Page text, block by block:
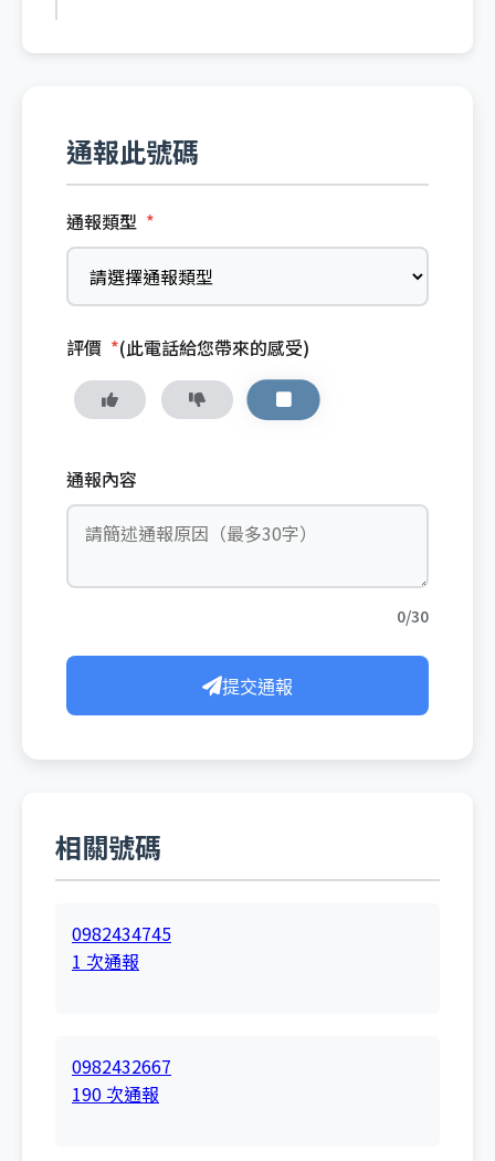
通報此號碼
通報類型 *
評價 *(此電話給您帶來的感受)
通報內容
0/30
提交通報
相關號碼
0982434745
1 次通報
0982432667
190 次通報